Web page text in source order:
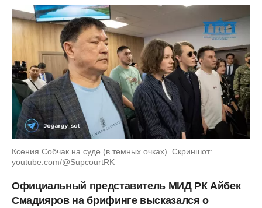
Ксения Собчак на суде (в темных очках). Скриншот:
youtube.com/@SupcourtRK
Официальный представитель МИД РК Айбек
Смадияров на брифинге высказался о